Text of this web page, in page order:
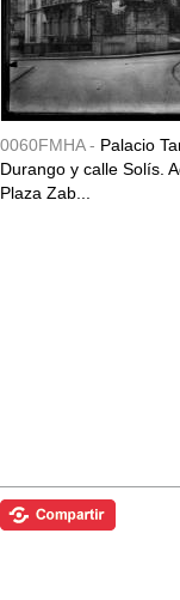
0060FMHA - Palacio
Durango y calle Solís.
Plaza Zab...